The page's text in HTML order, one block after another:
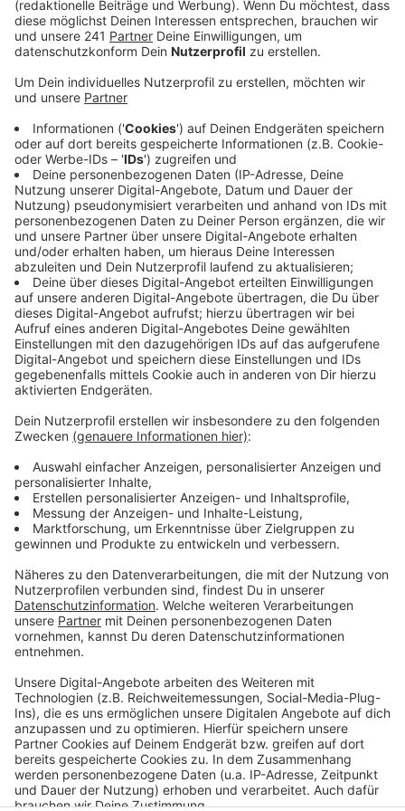
Anzeige
Laut Polizei war ein 48-Jähriger Mittwochnachmittag
nach Morsbach gereist nachdem er im Internet
angeblich ein Auto gekauft hatte. Gegen 16:00 Uhr
wollte er sich zur Autoübergabe auf der Hahner Straße
mit dem vermeintlichen Verkäufer treffen. Dort
erwartete ihn dann allerdings nicht das versprochene
Auto, sondern drei mit Sturmhaube vermummte
Personen. Sie hielten ihm eine Schusswaffe vor,
zwangen ihn zur Herausgabe von Bargeld und
flüchteten. Die Polizei hofft jetzt auf Hinweise.
Anzeige
Täterbeschreibung
Anzeige
beschreiben. Demnach waren sie zwischen 20 und 30
Jahre alt, zwischen 160 und 170 cm groß und von
schlanker Statur. Einer der Täter hatte eine braune
Hose und ein schwarzes T-Shirt an, der andere war mit
Anzeige
Anzeige